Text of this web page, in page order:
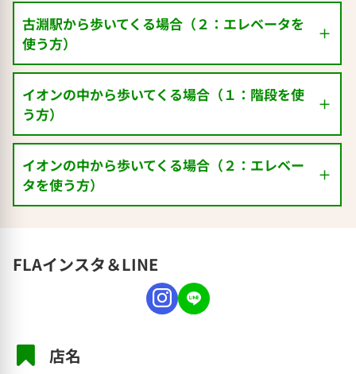
します。
古淵駅から歩いてくる場合（２：エレベータを
使う方）
古淵駅の改札を出たら、右へ出ます。
イオンの中から歩いてくる場合（１：階段を使
う方）
イオンの中から歩いてくる場合（２：エレベー
タを使う方）
FLAインスタ＆LINE
店名